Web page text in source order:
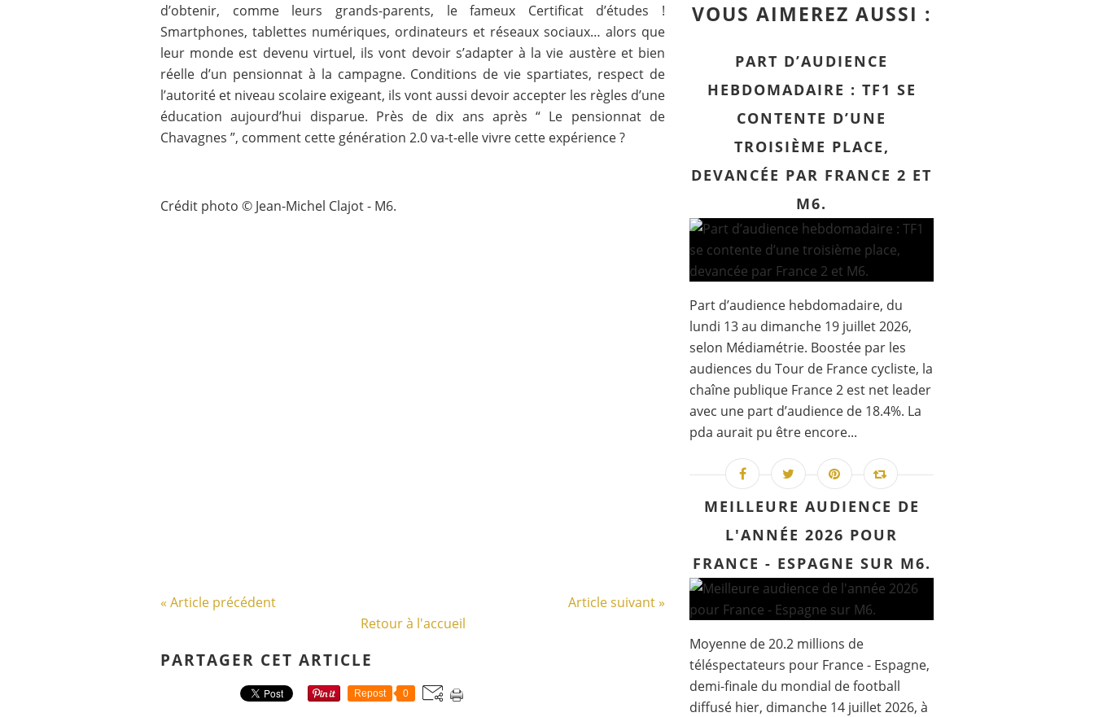
d’obtenir, comme leurs grands-parents, le fameux Certificat d’études !
Smartphones, tablettes numériques, ordinateurs et réseaux sociaux… alors que
leur monde est devenu virtuel, ils vont devoir s’adapter à la vie austère et bien
réelle d’un pensionnat à la campagne. Conditions de vie spartiates, respect de
l’autorité et niveau scolaire exigeant, ils vont aussi devoir accepter les règles d’une
éducation aujourd’hui disparue. Près de dix ans après “ Le pensionnat de
Chavagnes ”, comment cette génération 2.0 va-t-elle vivre cette expérience ?
Crédit photo © Jean-Michel Clajot - M6.
« Article précédent
Article suivant »
Retour à l'accueil
PARTAGER CET ARTICLE
Repost 0
VOUS AIMEREZ AUSSI :
PART D’AUDIENCE
HEBDOMADAIRE : TF1 SE
CONTENTE D’UNE
TROISIÈME PLACE,
DEVANCÉE PAR FRANCE 2 ET
M6.
Part d’audience hebdomadaire, du
lundi 13 au dimanche 19 juillet 2026,
selon Médiamétrie. Boostée par les
audiences du Tour de France cycliste, la
chaîne publique France 2 est net leader
avec une part d’audience de 18.4%. La
pda aurait pu être encore...
MEILLEURE AUDIENCE DE
L'ANNÉE 2026 POUR
FRANCE - ESPAGNE SUR M6.
Moyenne de 20.2 millions de
téléspectateurs pour France - Espagne,
demi-finale du mondial de football
diffusé hier, dimanche 14 juillet 2026, à